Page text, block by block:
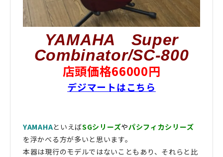
YAMAHA Super
Combinator/SC-800
店頭価格66000円
デジマートはこちら
YAMAHAといえばSGシリーズやパシフィカシリーズ
を浮かべる方が多いと思います。
本器は現行のモデルではないこともあり、それらと比